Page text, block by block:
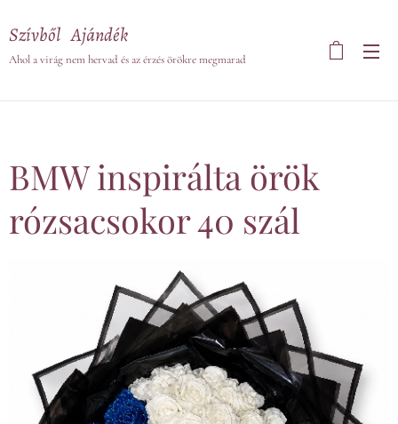
Szívből Ajándék
Ahol a virág nem hervad és az érzés örökre megmarad
BMW inspirálta örök
rózsacsokor 40 szál